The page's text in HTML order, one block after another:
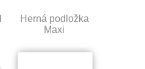
Herná podložka
Maxi